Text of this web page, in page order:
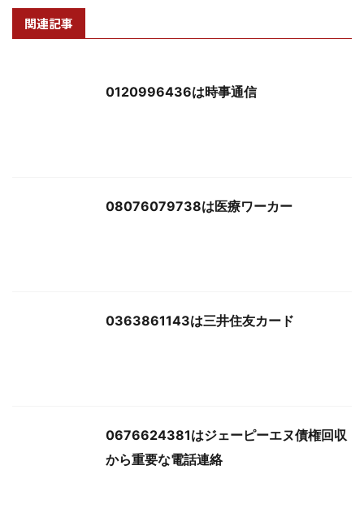
関連記事
0120996436は時事通信
08076079738は医療ワーカー
0363861143は三井住友カード
0676624381はジェーピーエヌ債権回収
から重要な電話連絡